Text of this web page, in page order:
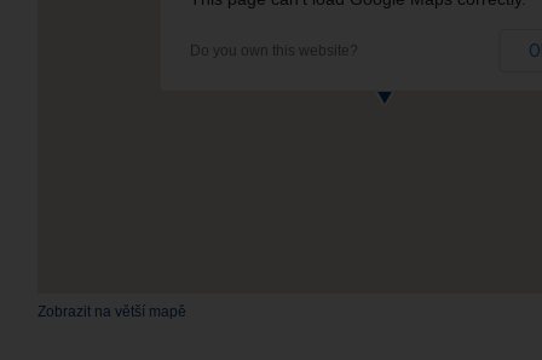
Do you own this website?
Zobrazit na větší mapě